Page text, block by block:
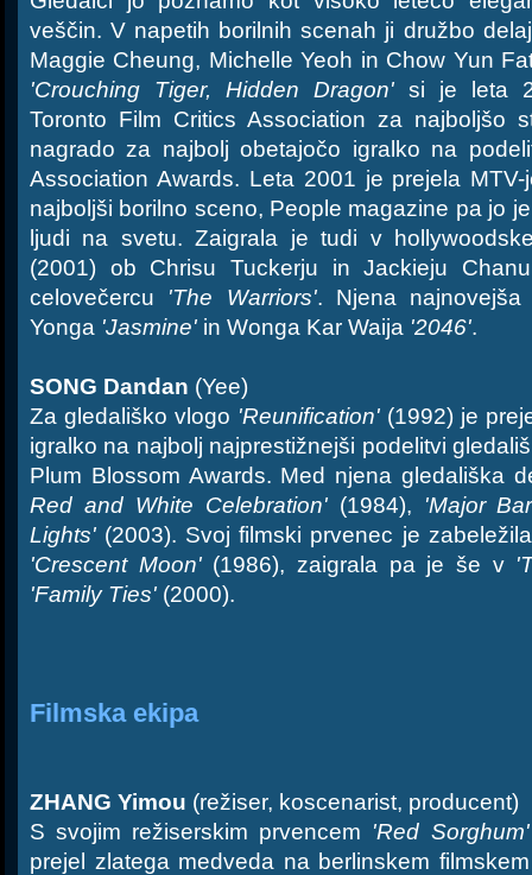
veščin. V napetih borilnih scenah ji družbo
Maggie Cheung, Michelle Yeoh in Chow Yun
'Crouching Tiger, Hidden Dragon' si je leta
Toronto Film Critics Association za najboljšo
nagrado za najbolj obetajočo igralko na
Association Awards. Leta 2001 je prejela
najboljši borilno sceno, People magazine pa jo
ljudi na svetu. Zaigrala je tudi v
(2001) ob Chrisu Tuckerju in Jackieju
celovečercu 'The Warriors'. Njena
Yonga 'Jasmine' in Wonga Kar Waija '2046'.
SONG Dandan (Yee)
Za gledališko vlogo 'Reunification' (1992) je
igralko na najbolj najprestižnejši podelitvi
Plum Blossom Awards. Med njena gledališka
Red and White Celebration'(1984),
'Major
Lights' (2003). Svoj filmski prvenec je
'Crescent Moon'(1986), zaigrala pa je še v
'Family Ties' (2000).
Filmska ekipa
ZHANG Yimou (režiser, koscenarist, producent)
S svojim režiserskim prvencem 'Red Sorghum'
prejel zlatega medveda na berlinskem